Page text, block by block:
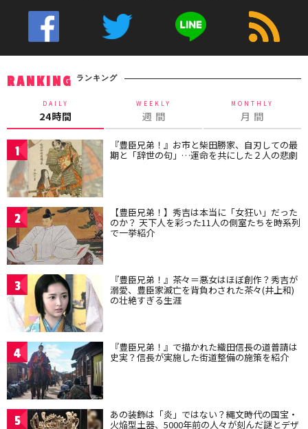
RANKING ランキング
DAILY
24時間
WEEKLY
週 間
MONTHLY
月 間
1 『豊臣兄弟！』お市と柴田勝家、自刃しての最
期と「辞世の句」…運命を共にした２人の悲劇
2 【豊臣兄弟！】秀吉は本当に「女狂い」だった
のか？ 天下人を彩った11人の側室たちを時系列
で一挙紹介
3 『豊臣兄弟！』茶々＝悪女はほぼ創作？秀吉が
溺愛、豊臣家滅亡を背負わされた茶々(井上和)
の壮絶すぎる生涯
4 『豊臣兄弟！』で描かれた織田信長の道普請は
史実？信長が実施した街道整備の施策を紹介
5 あの装飾は「炎」ではない？縄文時代の国宝・
火焔型土器、5000年前の人々が刻んだ謎とデザ